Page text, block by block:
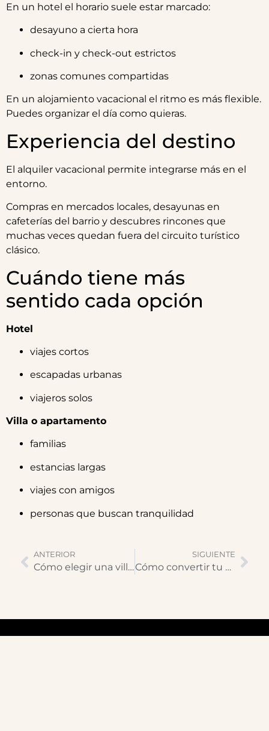
En un hotel el horario suele estar marcado:
desayuno a cierta hora
check-in y check-out estrictos
zonas comunes compartidas
En un alojamiento vacacional el ritmo es más flexible.
Puedes organizar el día como quieras.
Experiencia del destino
El alquiler vacacional permite integrarse más en el
entorno.
Compras en mercados locales, desayunas en
cafeterías del barrio y descubres rincones que
muchas veces quedan fuera del circuito turístico
clásico.
Cuándo tiene más
sentido cada opción
Hotel
viajes cortos
escapadas urbanas
viajeros solos
Villa o apartamento
familias
estancias largas
viajes con amigos
personas que buscan tranquilidad
ANTERIOR
Cómo elegir una villa vacacional en Gran Canaria sin equivocarte
SIGUIENTE
Cómo convertir tu vivienda en una propiedad rentable de alquiler vacacional